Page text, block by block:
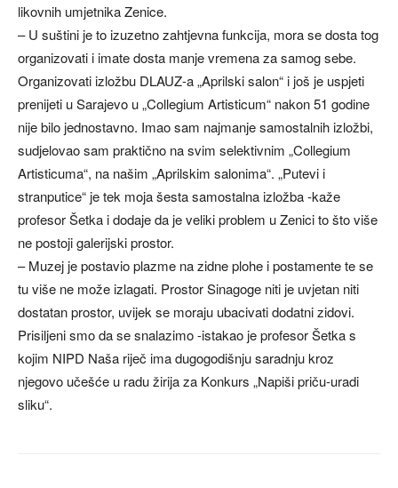
likovnih umjetnika Zenice.
– U suštini je to izuzetno zahtjevna funkcija, mora se dosta tog
organizovati i imate dosta manje vremena za samog sebe.
Organizovati izložbu DLAUZ-a „Aprilski salon“ i još je uspjeti
prenijeti u Sarajevo u „Collegium Artisticum“ nakon 51 godine
nije bilo jednostavno. Imao sam najmanje samostalnih izložbi,
sudjelovao sam praktično na svim selektivnim „Collegium
Artisticuma“, na našim „Aprilskim salonima“. „Putevi i
stranputice“ je tek moja šesta samostalna izložba -kaže
profesor Šetka i dodaje da je veliki problem u Zenici to što više
ne postoji galerijski prostor.
– Muzej je postavio plazme na zidne plohe i postamente te se
tu više ne može izlagati. Prostor Sinagoge niti je uvjetan niti
dostatan prostor, uvijek se moraju ubacivati dodatni zidovi.
Prisiljeni smo da se snalazimo -istakao je profesor Šetka s
kojim NIPD Naša riječ ima dugogodišnju saradnju kroz
njegovo učešće u radu žirija za Konkurs „Napiši priču-uradi
sliku“.